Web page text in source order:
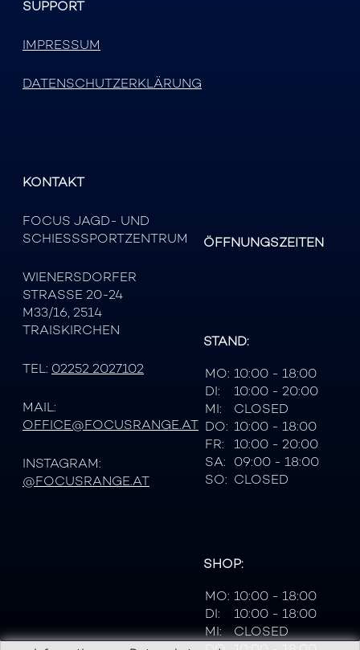
SUPPORT
IMPRESSUM
DATENSCHUTZERKLÄRUNG
KONTAKT
FOCUS JAGD- UND
SCHIESSSPORTZENTRUM
WIENERSDORFER
STRASSE 20-24
M33/16, 2514
TRAISKIRCHEN
TEL: 02252 2027102
MAIL:
OFFICE@FOCUSRANGE.AT
INSTAGRAM:
@FOCUSRANGE.AT
ÖFFNUNGSZEITEN
STAND:
MO: 10:00 - 18:00
DI:
10:00 - 20:00
MI:
CLOSED
DO: 10:00 - 18:00
FR:
10:00 - 20:00
SA: 09:00 - 18:00
SO: CLOSED
SHOP:
MO: 10:00 - 18:00
DI:
10:00 - 18:00
MI:
CLOSED